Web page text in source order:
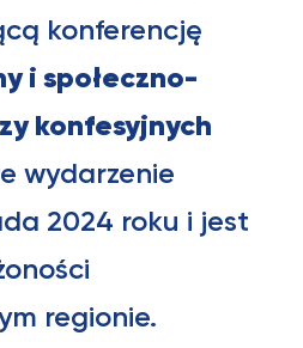
konferencję
i społeczno-
konfesyjnych
wydarzenie
2024 roku i jest
regionie.